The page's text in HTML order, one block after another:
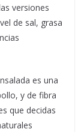
versiones
de sal, grasa
es una
y de fibra
que decidas